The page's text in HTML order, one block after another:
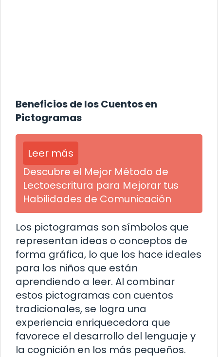
Beneficios de los Cuentos en
Pictogramas
Leer más
Descubre el Mejor Método de
Lectoescritura para Mejorar tus
Habilidades de Comunicación
Los pictogramas son símbolos que
representan ideas o conceptos de
forma gráfica, lo que los hace ideales
para los niños que están
aprendiendo a leer. Al combinar
estos pictogramas con cuentos
tradicionales, se logra una
experiencia enriquecedora que
favorece el desarrollo del lenguaje y
la cognición en los más pequeños.